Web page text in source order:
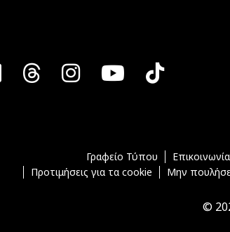
Facebook
ThreadsInstagramYouTube
Tiktok
Γραφείο Τύπου Επικοινωνία
Προτιμήσεις για τα cookie
Μην
©